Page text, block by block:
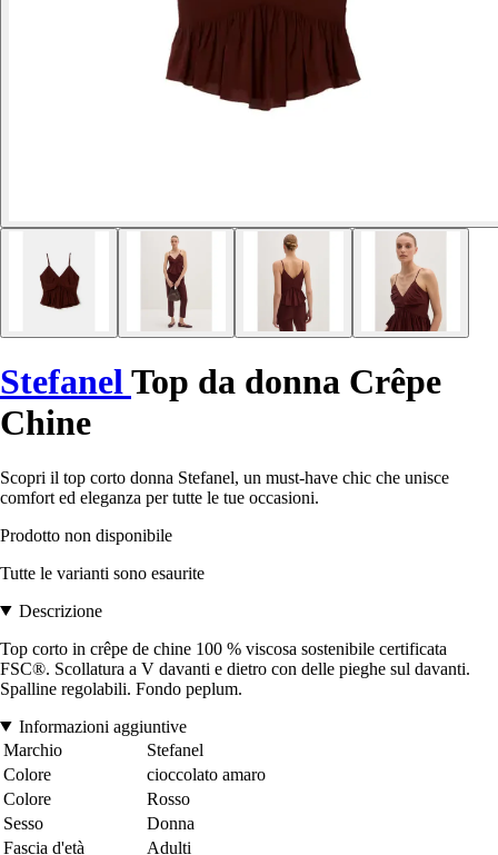
StefanelTop da donna Crêpe
Chine
Scopri il top corto donna Stefanel, un must-have chic che unisce
comfort ed eleganza per tutte le tue occasioni.
Prodotto non disponibile
Tutte le varianti sono esaurite
Descrizione
Top corto in crêpe de chine 100 % viscosa sostenibile certificata
FSC®. Scollatura a V davanti e dietro con delle pieghe sul davanti.
Spalline regolabili. Fondo peplum.
Informazioni aggiuntive
Marchio
Stefanel
Colore
cioccolato amaro
Colore
Rosso
Sesso
Donna
Fascia d'età
Adulti